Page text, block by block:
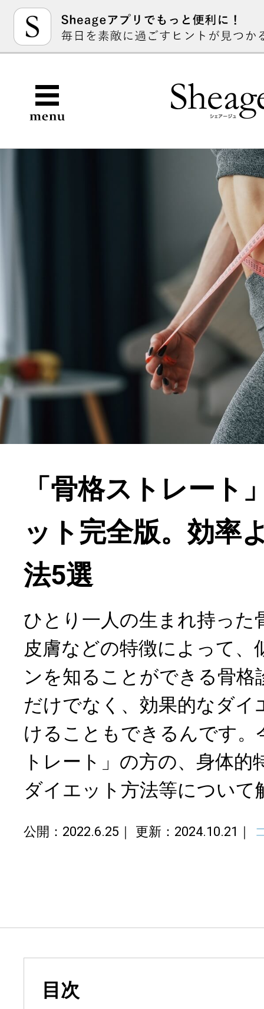
「骨格ストレート
ット完全版。効率
法5選
ひとり一人の生まれ持った
皮膚などの特徴によって、
ンを知ることができる骨格
だけでなく、効果的なダイ
けることもできるんです。
トレート」の方の、身体的
ダイエット方法等について
公開：2022.6.25 更新：2024.10.21
目次